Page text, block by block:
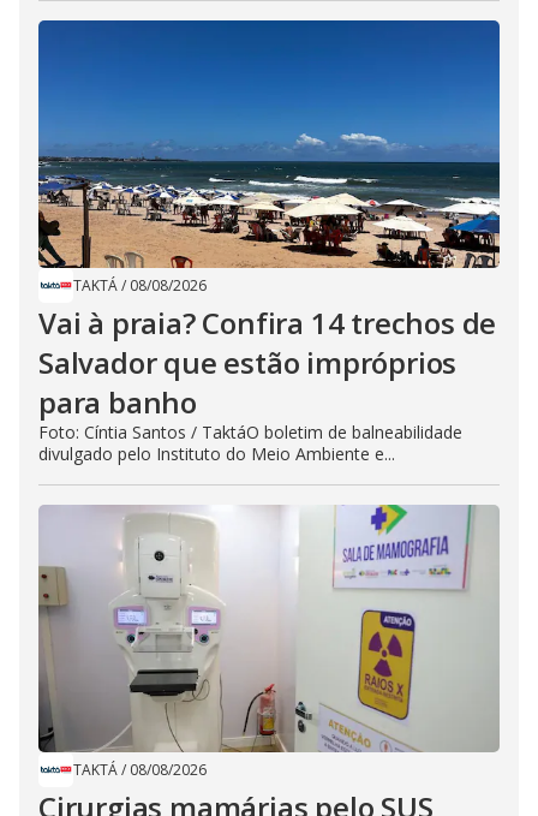
TAKTÁ/ 08/08/2026
Vai à praia? Confira 14 trechos de
Salvador que estão impróprios
para banho
Foto: Cíntia Santos / TaktáO boletim de balneabilidade
divulgado pelo Instituto do Meio Ambiente e...
TAKTÁ/ 08/08/2026
Cirurgias mamárias pelo SUS